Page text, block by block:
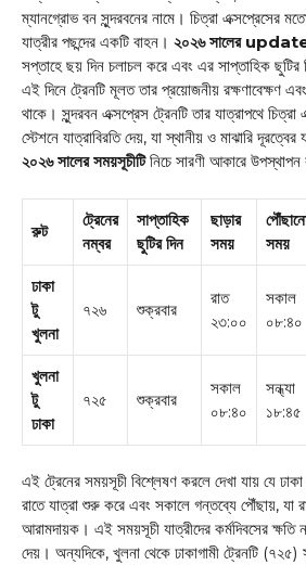
ম্যানগ্রোভ বন সুন্দরবনের নামে। চিত্রা এক্সপ্রেসের
যাত্রীর পছন্দের একটি বাহন। ২০২৬ সালের
সপ্তাহে ছয় দিন চলাচল করে এবং এর সাপ্তাহিক
এই দিনে ট্রেনটি মূলত তার প্রয়োজনীয় রক্ষণাবেক্ষণ
থাকে। সুন্দরবন এক্সপ্রেস ট্রেনটি তার যাত্রাপথে
স্টেশনে যাত্রাবিরতি দেয়, যা স্থানীয় ও মাঝারি
২০২৬ সালের সময়সূচীটিনিচে সারণী আকারে
রুট
ট্রেনের
নম্বর
সাপ্তাহিক
ছুটির দিন
ছাড়ার
সময়
সময়
ঢাকা
টু
খুলনা
৭২৬ শুক্রবার
রাত
২৩:০০
সকাল
০৮:৪০
খুলনা
টু
ঢাকা
৭২৫ শুক্রবার
সকাল
০৮:৪০
সন্ধ্যা
১৮:৪৫
এই ট্রেনের সময়সূচী বিশ্লেষণ করলে দেখা যায় যে
রাতে যাত্রা শুরু করে এবং সকালে গন্তব্যে পৌঁছায়, যা
আরামদায়ক। এই সময়সূচী যাত্রীদের কর্মদিবসের
দেয়। অন্যদিকে, খুলনা থেকে ঢাকাগামী ট্রেনটি